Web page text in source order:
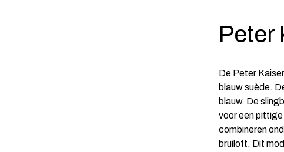
Peter
De Peter
blauw suède.
blauw. De
voor een
combineren
bruiloft. Dit